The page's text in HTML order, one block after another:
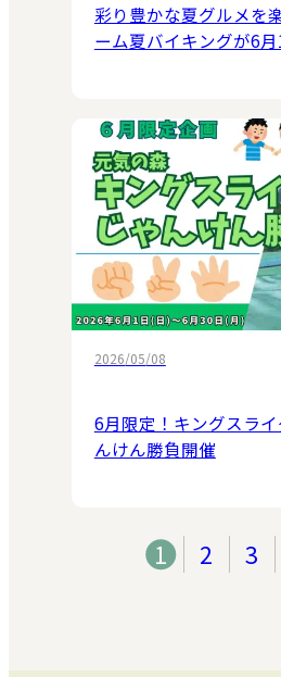
彩り豊かな夏グルメを
ーム夏バイキングが6
2026/05/08
6月限定！キングスラ
んけん勝負開催
1 2 3